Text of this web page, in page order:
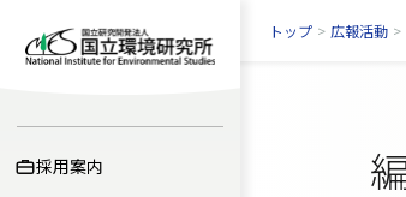
採用案内
トップ > 広報活動 >